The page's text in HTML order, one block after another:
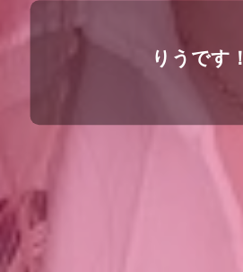
りうです！